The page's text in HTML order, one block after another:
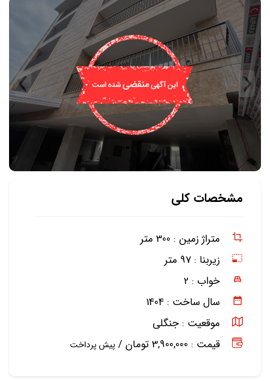
مشخصات کلی
متراژ زمین : 300 متر
زیربنا : 97 متر
خواب : 2
سال ساخت : 1404
موقعیت : جنگلی
قیمت : 3,900,000 تومان /
پیش پرداخت